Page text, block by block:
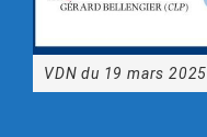
VDN du 19 mars 2025